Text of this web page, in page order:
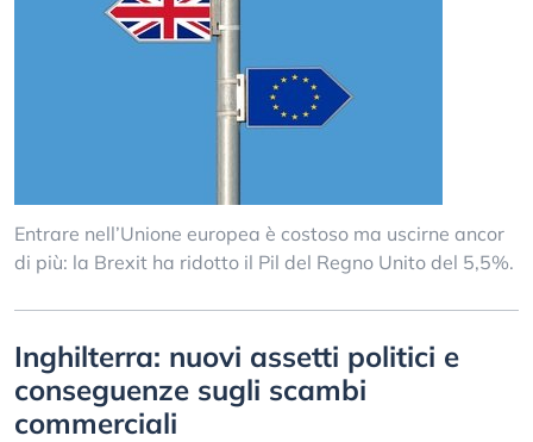
Entrare nell’Unione europea è costoso ma uscirne ancor
di più: la Brexit ha ridotto il Pil del Regno Unito del 5,5%.
Inghilterra: nuovi assetti politici e
conseguenze sugli scambi
commerciali